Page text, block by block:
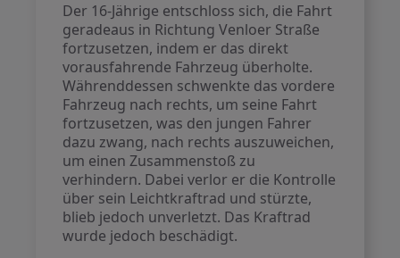
Der 16-Jährige entschloss sich, die Fahrt
geradeaus in Richtung Venloer Straße
fortzusetzen, indem er das direkt
vorausfahrende Fahrzeug überholte.
Währenddessen schwenkte das vordere
Fahrzeug nach rechts, um seine Fahrt
fortzusetzen, was den jungen Fahrer
dazu zwang, nach rechts auszuweichen,
um einen Zusammenstoß zu
verhindern. Dabei verlor er die Kontrolle
über sein Leichtkraftrad und stürzte,
blieb jedoch unverletzt. Das Kraftrad
wurde jedoch beschädigt.